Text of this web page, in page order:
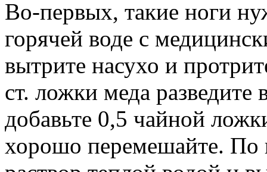
Во-первых, такие ноги
горячей воде с
вытрите насухо и
ст. ложки меда разведите
добавьте 0,5 чайной
хорошо перемешайте. По